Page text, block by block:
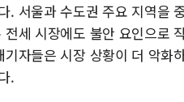
. 서울과 수도권 주요 지역을
세 시장에도 불안 요인으로
자들은 시장 상황이 더 악화
.